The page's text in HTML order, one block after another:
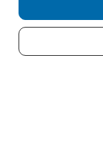
Ich habe die
akzeptiere